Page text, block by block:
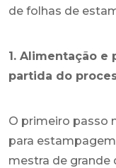
de folhas de
1. Alimentação e
partida do
O primeiro passo
para
mestra de grande